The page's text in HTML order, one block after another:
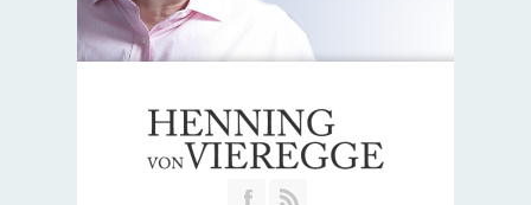
Join our Facebook Group